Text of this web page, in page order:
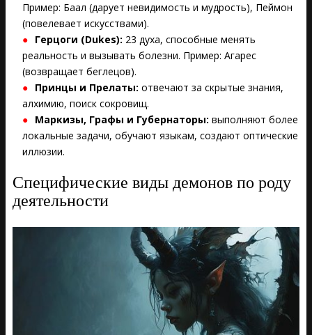
Пример: Баал (дарует невидимость и мудрость), Пеймон
(повелевает искусствами).
Герцоги (Dukes): 23 духа, способные менять
реальность и вызывать болезни. Пример: Агарес
(возвращает беглецов).
Принцы и Прелаты: отвечают за скрытые знания,
алхимию, поиск сокровищ.
Маркизы, Графы и Губернаторы: выполняют более
локальные задачи, обучают языкам, создают оптические
иллюзии.
Специфические виды демонов по роду
деятельности